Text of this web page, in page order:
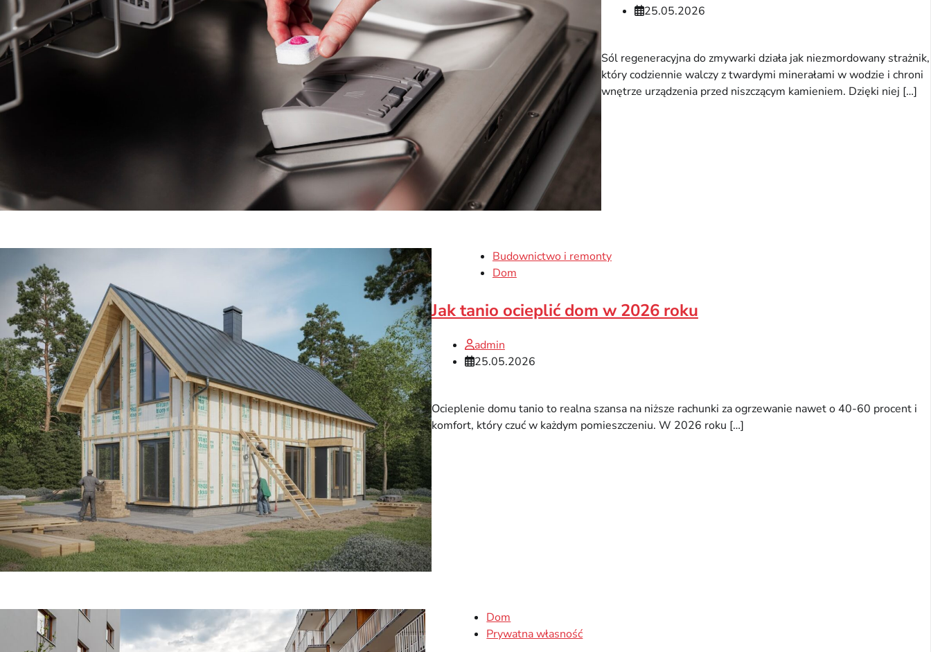
25.05.2026
Sól regeneracyjna do zmywarki działa jak niezmordowany strażnik,
który codziennie walczy z twardymi minerałami w wodzie i chroni
wnętrze urządzenia przed niszczącym kamieniem. Dzięki niej […]
Budownictwo i remonty
Dom
Jak tanio ocieplić dom w 2026 roku
admin
25.05.2026
Ocieplenie domu tanio to realna szansa na niższe rachunki za ogrzewanie nawet o 40-60 procent i
komfort, który czuć w każdym pomieszczeniu. W 2026 roku […]
Dom
Prywatna własność